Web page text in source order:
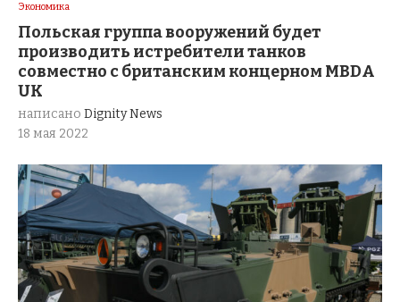
Экономика
Польская группа вооружений будет
производить истребители танков
совместно с британским концерном MBDA
UK
написано Dignity News
18 мая 2022